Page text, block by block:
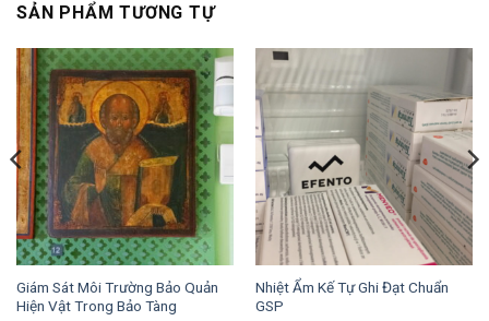
SẢN PHẨM TƯƠNG TỰ
Giám Sát Môi Trường Bảo Quản
Hiện Vật Trong Bảo Tàng
Nhiệt Ẩm Kế Tự Ghi Đạt Chuẩn
GSP